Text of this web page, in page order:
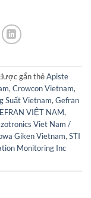
gắn thẻApiste
,Crowcon Vietnam,
Suất Vietnam,Gefran
VIỆT NAM,
Viet Nam /
Giken Vietnam,STI
Monitoring Inc